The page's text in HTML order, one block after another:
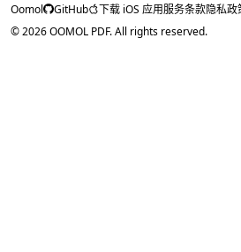
Oomol GitHub 下载 iOS 应用服务条款隐私政
© 2026 OOMOL PDF. All rights reserved.